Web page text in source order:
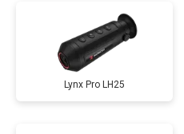
Lynx Pro LH25